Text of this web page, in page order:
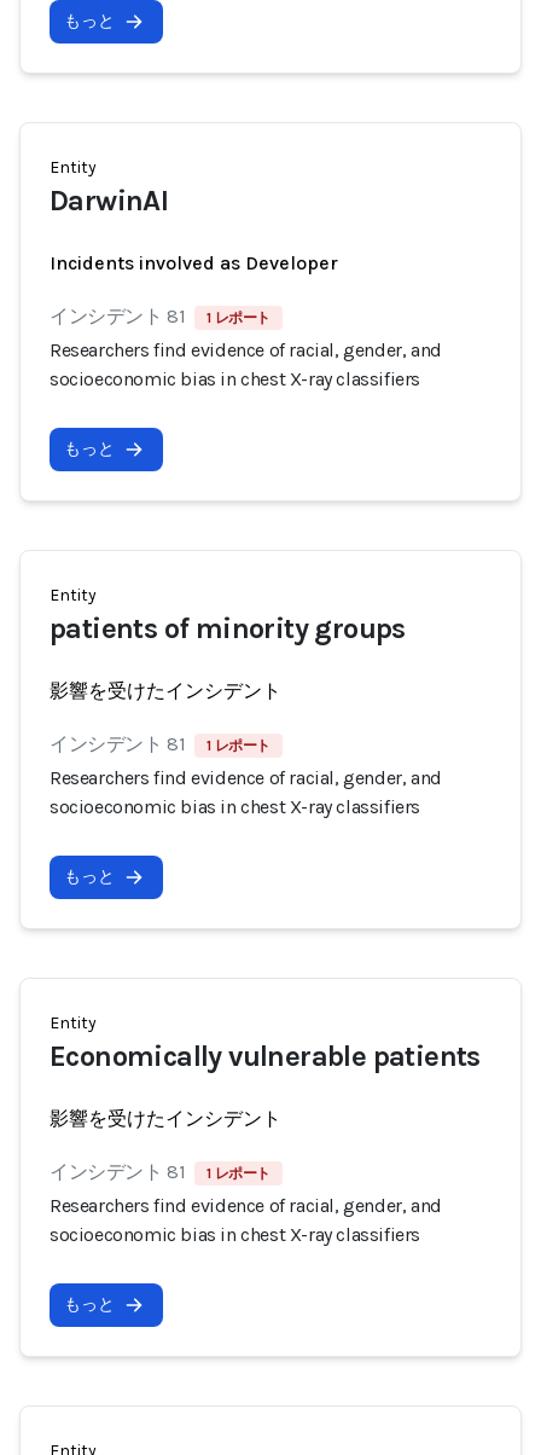
もっと
Entity
DarwinAI
Incidents involved as Developer
インシデント 81 1 レポート
Researchers find evidence of racial, gender, and
socioeconomic bias in chest X-ray classifiers
もっと
Entity
patients of minority groups
影響を受けたインシデント
インシデント 81 1 レポート
Researchers find evidence of racial, gender, and
socioeconomic bias in chest X-ray classifiers
もっと
Entity
Economically vulnerable patients
影響を受けたインシデント
インシデント 81 1 レポート
Researchers find evidence of racial, gender, and
socioeconomic bias in chest X-ray classifiers
もっと
Entity